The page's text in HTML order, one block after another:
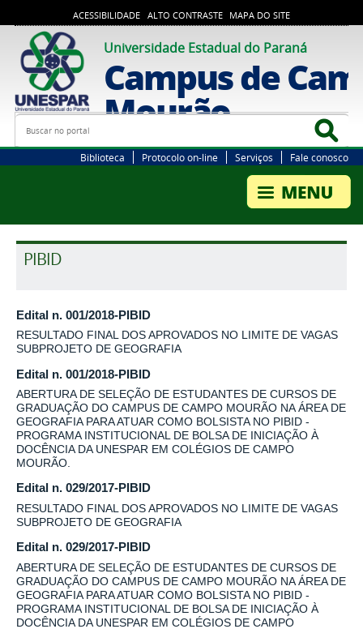
ACESSIBILIDADE ALTO CONTRASTE MAPA DO SITE
Universidade Estadual do Paraná
Campus de
Mourão
Busca
Biblioteca Protocolo on-line Serviços Fale conosco
PIBID
Edital n. 001/2018-PIBID
RESULTADO FINAL DOS APROVADOS NO LIMITE DE VAGAS
SUBPROJETO DE GEOGRAFIA
Edital n. 001/2018-PIBID
ABERTURA DE SELEÇÃO DE ESTUDANTES DE CURSOS DE
GRADUAÇÃO DO CAMPUS DE CAMPO MOURÃO NA ÁREA DE
GEOGRAFIA PARA ATUAR COMO BOLSISTA NO PIBID -
PROGRAMA INSTITUCIONAL DE BOLSA DE INICIAÇÃO À
DOCÊNCIA DA UNESPAR EM COLÉGIOS DE CAMPO
MOURÃO.
Edital n. 029/2017-PIBID
RESULTADO FINAL DOS APROVADOS NO LIMITE DE VAGAS
SUBPROJETO DE GEOGRAFIA
Edital n. 029/2017-PIBID
ABERTURA DE SELEÇÃO DE ESTUDANTES DE CURSOS DE
GRADUAÇÃO DO CAMPUS DE CAMPO MOURÃO NA ÁREA DE
GEOGRAFIA PARA ATUAR COMO BOLSISTA NO PIBID -
PROGRAMA INSTITUCIONAL DE BOLSA DE INICIAÇÃO À
DOCÊNCIA DA UNESPAR EM COLÉGIOS DE CAMPO